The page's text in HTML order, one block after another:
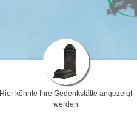
Hier könnte Ihre Gedenkstätte angezeigt
werden